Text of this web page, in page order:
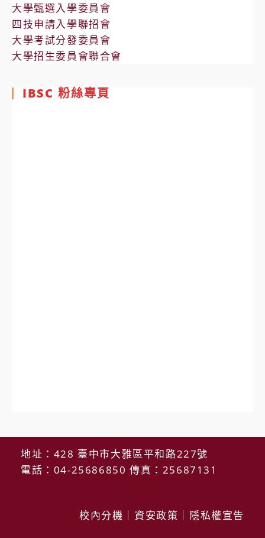
大學甄選入學委員會
四技申請入學聯招會
大學考試分發委員會
大學招生委員會聯合會
IBSC 粉絲專頁
地址：428 臺中市大雅區平和路227號
電話：04-25686850 傳真：25687131
校內分機 資安政策 隱私權宣告